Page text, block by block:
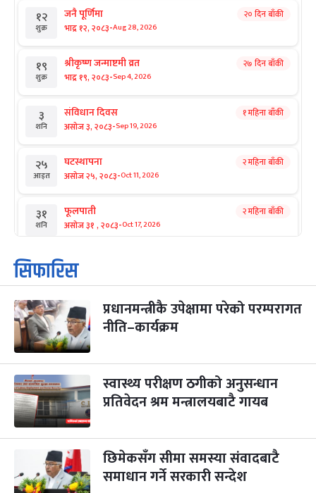
१२
शुक्र
जनै पूर्णिमा
भाद्र १२, २०८३-Aug 28, 2026
२० दिन बाँकी
१९
शुक्र
श्रीकृष्ण जन्माष्टमी व्रत
भाद्र १९, २०८३-Sep 4, 2026
२७ दिन बाँकी
३
शनि
संविधान दिवस
असोज ३, २०८३-Sep 19, 2026
१ महिना बाँकी
२५
आइत
घटस्थापना
असोज २५, २०८३-Oct 11, 2026
२ महिना बाँकी
३१
शनि
फूलपाती
असोज ३१ , २०८३-Oct 17, 2026
२ महिना बाँकी
१
आइत
कार्तिक सङ्क्रान्ति
कार्तिक १, २०८३
३
मंगल
महानवमी
कार्तिक ३, २०८३-Oct 20, 2026
२ महिना बाँकी
४
बुध कार्तिक ४, २०८३ Oct 21, 2026
५
बिहि
पापा‌ङ्कुशा एकादशी व्रत
कार्तिक ५, २०८३
२ महिना बाँकी
२२
आइत
कुकुर तिहार
कार्तिक २२, २०८३-Nov 8, 2026
३ महिना बाँकी
सिफारिस
प्रधानमन्त्रीकै उपेक्षामा परेको परम्परागत
नीति–कार्यक्रम
स्वास्थ्य परीक्षण ठगीको अनुसन्धान
प्रतिवेदन श्रम मन्त्रालयबाटै गायब
छिमेकसँग सीमा समस्या संवादबाटै
समाधान गर्ने सरकारी सन्देश